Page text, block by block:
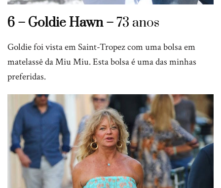
6 – Goldie Hawn – 73 anos
Goldie foi vista em Saint-Tropez com uma bolsa em
matelassê da Miu Miu. Esta bolsa é uma das minhas
preferidas.